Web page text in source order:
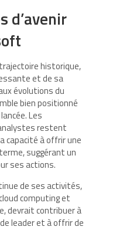
d’avenir
historique,
et de sa
évolutions du
bien positionné
Les
restent
capacité à offrir une
suggérant un
ses actions.
de ses activités,
computing et
devrait contribuer à
leader et à offrir de